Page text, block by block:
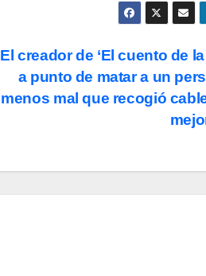
El creador de ‘El cuento de
a punto de matar a un
menos mal que recogió